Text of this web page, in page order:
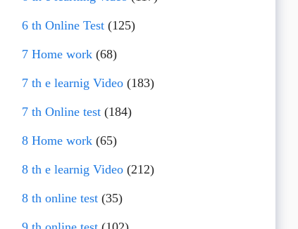
6 th Online Test(125)
7 Home work(68)
7 th e learnig Video(183)
7 th Online test(184)
8 Home work(65)
8 th e learnig Video(212)
8 th online test(35)